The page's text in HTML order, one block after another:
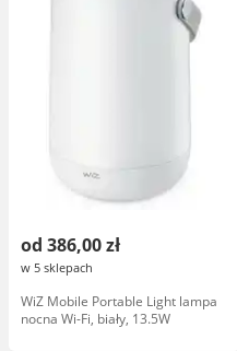
od 386,00 zł
w 5 sklepach
WiZ Mobile Portable Light lampa
nocna Wi-Fi, biały, 13.5W